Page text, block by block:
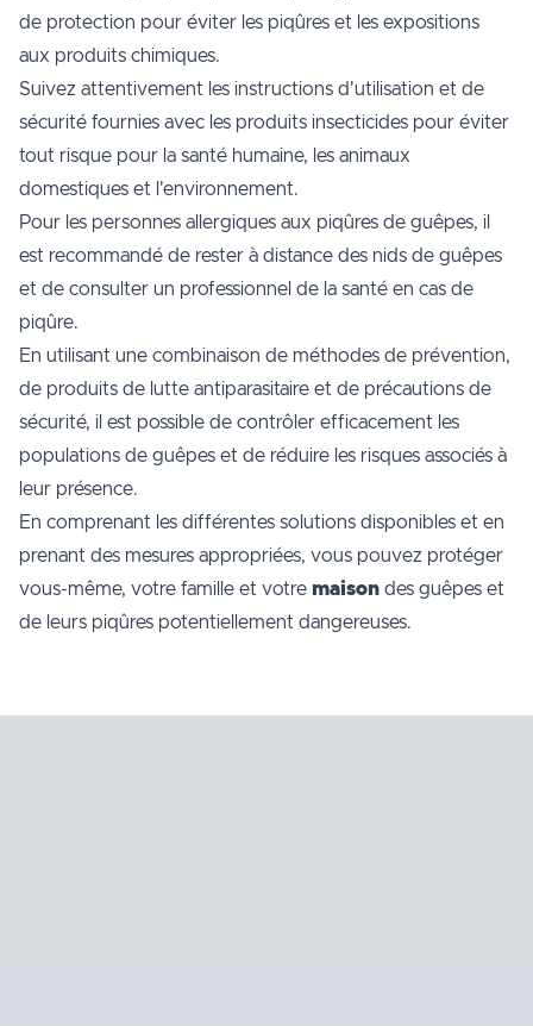
de protection pour éviter les piqûres et les expositions
aux produits chimiques.
Suivez attentivement les instructions d'utilisation et de
sécurité fournies avec les produits insecticides pour éviter
tout risque pour la santé humaine, les animaux
domestiques et l'environnement.
Pour les personnes allergiques aux piqûres de guêpes, il
est recommandé de rester à distance des nids de guêpes
et de consulter un professionnel de la santé en cas de
piqûre.
En utilisant une combinaison de méthodes de prévention,
de produits de lutte antiparasitaire et de précautions de
sécurité, il est possible de contrôler efficacement les
populations de guêpes et de réduire les risques associés à
leur présence.
En comprenant les différentes solutions disponibles et en
prenant des mesures appropriées, vous pouvez protéger
vous-même, votre famille et votre maison des guêpes et
de leurs piqûres potentiellement dangereuses.